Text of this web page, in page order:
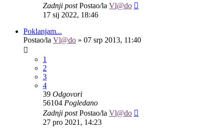
Zadnji postPostao/la Vl@do
17 sij 2022, 18:46
Poklanjam...
Postao/la Vl@do » 07 srp 2013, 11:40
1
2
3
4
39 Odgovori
56104 Pogledano
Zadnji postPostao/la Vl@do
27 pro 2021, 14:23